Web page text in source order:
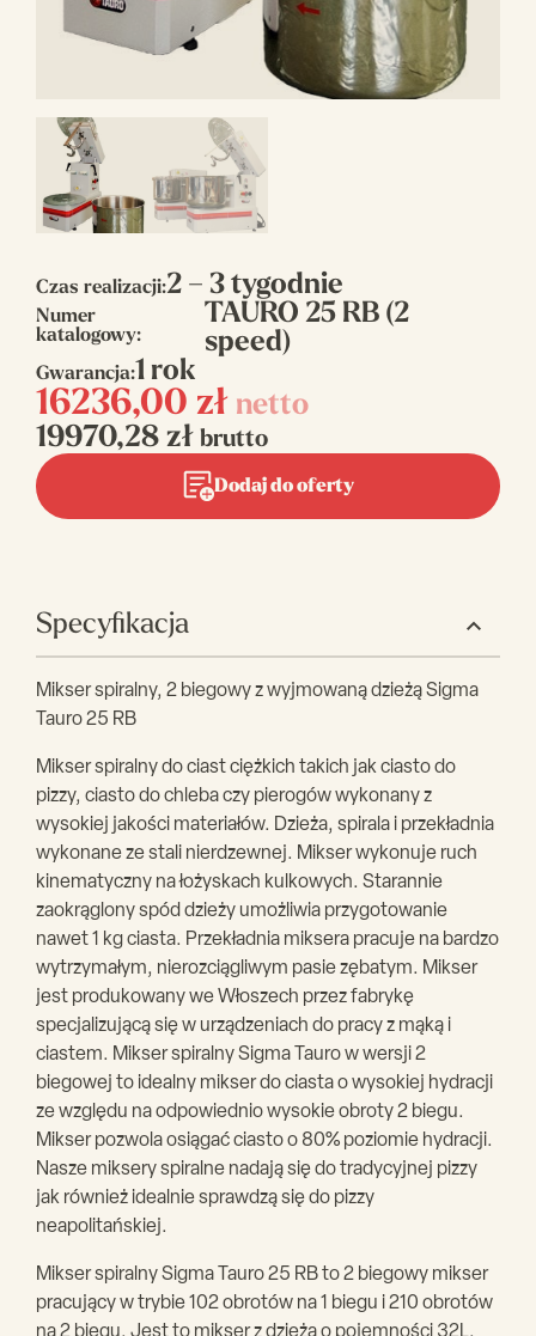
Czas realizacji:2 – 3 tygodnie
Numer
katalogowy:
TAURO 25 RB (2
speed)
Gwarancja:1 rok
16236,00 zł netto
19970,28 zł brutto
Dodaj do oferty
Specyfikacja
Mikser spiralny, 2 biegowy z wyjmowaną dzieżą Sigma
Tauro 25 RB
Mikser spiralny do ciast ciężkich takich jak ciasto do
pizzy, ciasto do chleba czy pierogów wykonany z
wysokiej jakości materiałów. Dzieża, spirala i przekładnia
wykonane ze stali nierdzewnej. Mikser wykonuje ruch
kinematyczny na łożyskach kulkowych. Starannie
zaokrąglony spód dzieży umożliwia przygotowanie
nawet 1 kg ciasta. Przekładnia miksera pracuje na bardzo
wytrzymałym, nierozciągliwym pasie zębatym. Mikser
jest produkowany we Włoszech przez fabrykę
specjalizującą się w urządzeniach do pracy z mąką i
ciastem. Mikser spiralny Sigma Tauro w wersji 2
biegowej to idealny mikser do ciasta o wysokiej hydracji
ze względu na odpowiednio wysokie obroty 2 biegu.
Mikser pozwola osiągać ciasto o 80% poziomie hydracji.
Nasze miksery spiralne nadają się do tradycyjnej pizzy
jak również idealnie sprawdzą się do pizzy
neapolitańskiej.
Mikser spiralny Sigma Tauro 25 RB to 2 biegowy mikser
pracujący w trybie 102 obrotów na 1 biegu i 210 obrotów